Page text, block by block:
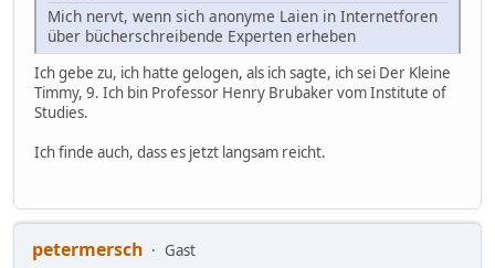
Mich nervt, wenn sich anonyme Laien in Internetforen
über bücherschreibende Experten erheben
Ich gebe zu, ich hatte gelogen, als ich sagte, ich sei Der Kleine
Timmy, 9. Ich bin Professor Henry Brubaker vom Institute of
Studies.
Ich finde auch, dass es jetzt langsam reicht.
petermersch
Gast